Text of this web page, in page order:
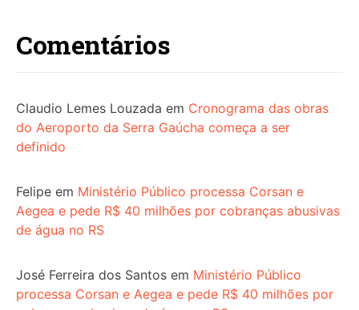
Comentários
Claudio Lemes Louzada em Cronograma das obras
do Aeroporto da Serra Gaúcha começa a ser
definido
Felipe em Ministério Público processa Corsan e
Aegea e pede R$ 40 milhões por cobranças abusivas
de água no RS
José Ferreira dos Santos em Ministério Público
processa Corsan e Aegea e pede R$ 40 milhões por